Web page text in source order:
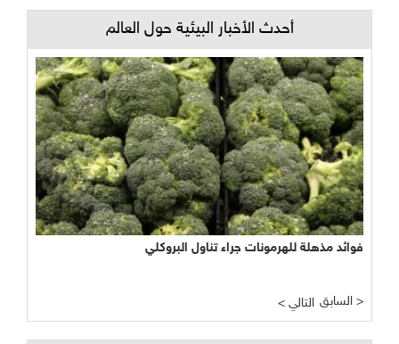
أحدث الأخبار البيئية حول العالم
فوائد مذهلة للهرمونات جراء تناول البروكلي
< التالي السابق >